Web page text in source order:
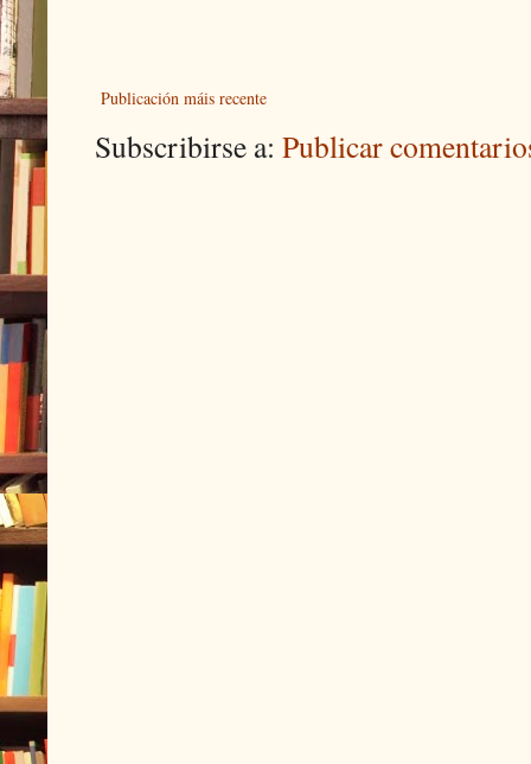
Publicación máis recente
Subscribirse a: Publicar